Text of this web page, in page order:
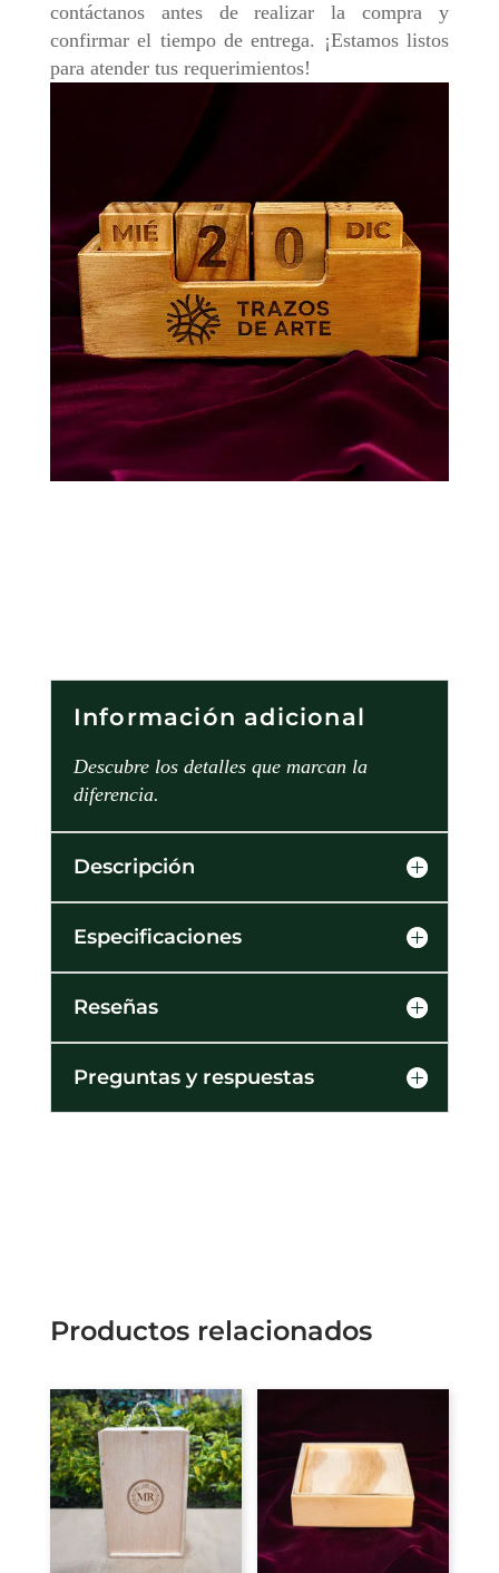
contáctanos antes de realizar la compra y
confirmar el tiempo de entrega. ¡Estamos listos
para atender tus requerimientos!
Información adicional
Descubre los detalles que marcan la
diferencia.
Descripción
Especificaciones
Reseñas
Preguntas y respuestas
Productos relacionados